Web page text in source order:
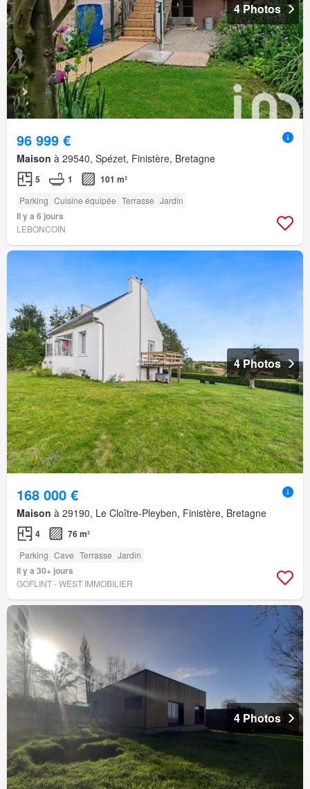
4 Photos
96 999 €
Maison à 29540, Spézet, Finistère, Bretagne
5 1 101 m²
Parking Cuisine équipée Terrasse Jardin
Il y a 6 jours
LEBONCOIN
4 Photos
168 000 €
Maison à 29190, Le Cloître-Pleyben, Finistère, Bretagne
4 76 m²
Parking Cave Terrasse Jardin
Il y a 30+ jours
GOFLINT - WEST IMMOBILIER
4 Photos